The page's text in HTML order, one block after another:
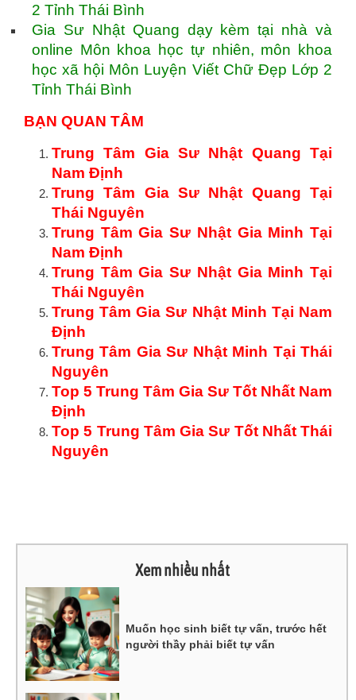
2 Tỉnh Thái Bình
Gia Sư Nhật Quang dạy kèm tại nhà và
online Môn khoa học tự nhiên, môn khoa
học xã hội Môn Luyện Viết Chữ Đẹp Lớp 2
Tỉnh Thái Bình
BẠN QUAN TÂM
Trung Tâm Gia Sư Nhật Quang Tại
Nam Định
Trung Tâm Gia Sư Nhật Quang Tại
Thái Nguyên
Trung Tâm Gia Sư Nhật Gia Minh Tại
Nam Định
Trung Tâm Gia Sư Nhật Gia Minh Tại
Thái Nguyên
Trung Tâm Gia Sư Nhật Minh Tại Nam
Định
Trung Tâm Gia Sư Nhật Minh Tại Thái
Nguyên
Top 5 Trung Tâm Gia Sư Tốt Nhất Nam
Định
Top 5 Trung Tâm Gia Sư Tốt Nhất Thái
Nguyên
Xem nhiều nhất
Muốn học sinh biết tự vấn, trước hết
người thầy phải biết tự vấn